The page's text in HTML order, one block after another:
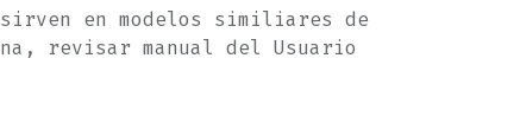
en modelos similiares de
revisar manual del Usuario